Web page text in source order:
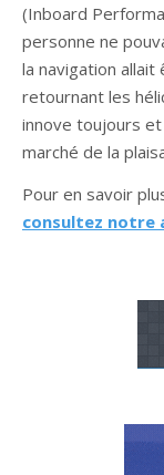
(Inboard
personne ne
la navigation
retournant les
innove toujours
marché de la
Pour en savoir
consultez notre